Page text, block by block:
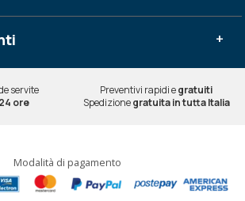
+
servite Preventivi rapidi egratuiti
24 ore Spedizionegratuita in tutta Italia
Modalità di pagamento